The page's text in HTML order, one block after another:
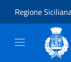
Regione